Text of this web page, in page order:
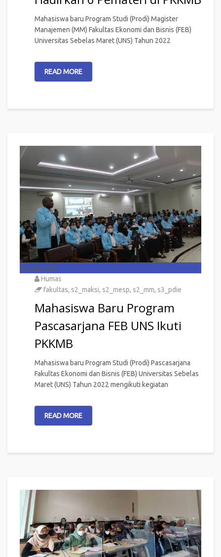
Mahasiswa baru Program Studi (Prodi) Magister
Manajemen (MM) Fakultas Ekonomi dan Bisnis (FEB)
Universitas Sebelas Maret (UNS) Tahun 2022
READ MORE
15 Sep 2026
Humas
fakultas, s2_maksi, s2_mesp, s2_mm, s3_pdie
Mahasiswa Baru Program
Pascasarjana FEB UNS Ikuti
PKKMB
Mahasiswa baru Program Studi (Prodi) Pascasarjana
Fakultas Ekonomi dan Bisnis (FEB) Universitas Sebelas
Maret (UNS) Tahun 2022 mengikuti kegiatan
READ MORE